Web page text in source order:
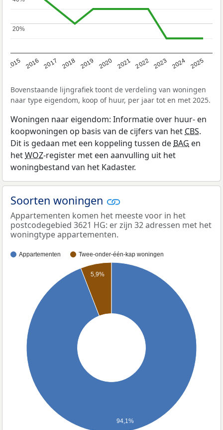
2015 2016 2017 2018 2019 2020 2021 2022 2023 2024 2025
20%
20%
Bovenstaande lijngrafiek toont de verdeling van woningen
naar type eigendom, koop of huur, per jaar tot en met 2025.
Woningen naar eigendom: Informatie over huur- en
koopwoningen op basis van de cijfers van het CBS.
Dit is gedaan met een koppeling tussen de BAG en
hetWOZ-register met een aanvulling uit het
woningbestand van het Kadaster.
Soorten woningen
Appartementen komen het meeste voor in het
postcodegebied 3621 HG: er zijn 32 adressen met het
woningtype appartementen.
Appartementen Twee-onder-één-kap woningen
5,9%
94,1%